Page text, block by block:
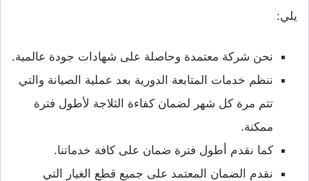
يلي:
نحن شركة معتمدة وحاصلة على شهادات جودة عالمية.
ننظم خدمات المتابعة الدورية بعد عملية الصيانة والتي
تتم مرة كل شهر لضمان كفاءة الثلاجة لأطول فترة
ممكنة.
كما نقدم أطول فترة ضمان على كافة خدماتنا.
نقدم الضمان المعتمد على جميع قطع الغيار التي